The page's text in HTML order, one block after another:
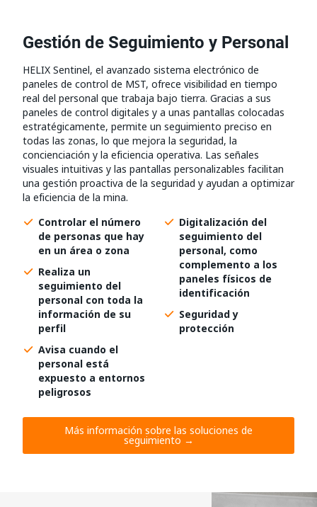
Gestión de Seguimiento y Personal
HELIX Sentinel, el avanzado sistema electrónico de
paneles de control de MST, ofrece visibilidad en tiempo
real del personal que trabaja bajo tierra. Gracias a sus
paneles de control digitales y a unas pantallas colocadas
estratégicamente, permite un seguimiento preciso en
todas las zonas, lo que mejora la seguridad, la
concienciación y la eficiencia operativa. Las señales
visuales intuitivas y las pantallas personalizables facilitan
una gestión proactiva de la seguridad y ayudan a optimizar
la eficiencia de la mina.
Controlar el número
de personas que hay
en un área o zona
Realiza un
seguimiento del
personal con toda la
información de su
perfil
Avisa cuando el
personal está
expuesto a entornos
peligrosos
Digitalización del
seguimiento del
personal, como
complemento a los
paneles físicos de
identificación
Seguridad y
protección
Más información sobre las soluciones de
seguimiento →